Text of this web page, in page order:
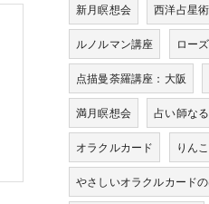
新月瞑想会 西洋占星術
ルノルマン講座 ロー
点描曼荼羅講座：大阪
満月瞑想会 占い師なる
オラクルカード りんこ
やさしいオラクルカード